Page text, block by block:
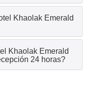
Khaolak Emerald
Khaolak Emerald
24 horas?